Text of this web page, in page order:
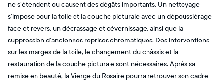
ne s’étendent ou causent des dégâts importants. Un nettoyage
s’impose pour la toile et la couche picturale avec un dépoussiérage
face et revers, un décrassage et dévernissage, ainsi que la
suppression d’anciennes reprises chromatiques. Des interventions
sur les marges de la toile, le changement du châssis et la
restauration de la couche picturale sont nécessaires. Après sa
remise en beauté, la Vierge du Rosaire pourra retrouver son cadre